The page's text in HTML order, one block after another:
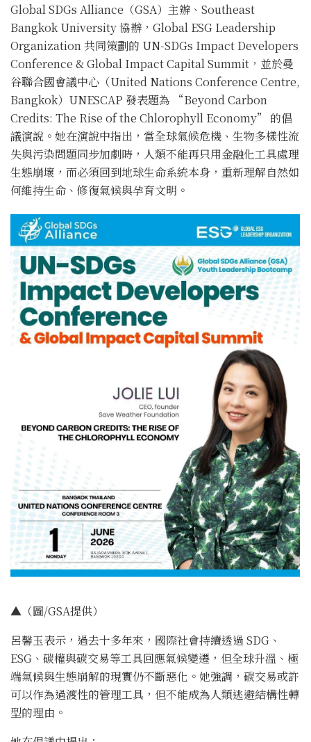
Global SDGs Alliance（GSA）主辦、Southeast
Bangkok University 協辦，Global ESG Leadership
Organization 共同策劃的 UN-SDGs Impact Developers
Conference & Global Impact Capital Summit，並於曼
谷聯合國會議中心（United Nations Conference Centre,
Bangkok）UNESCAP 發表題為 “Beyond Carbon
Credits: The Rise of the Chlorophyll Economy” 的倡
議演說。她在演說中指出，當全球氣候危機、生物多樣性流
失與污染問題同步加劇時，人類不能再只用金融化工具處理
生態崩壞，而必須回到地球生命系統本身，重新理解自然如
何維持生命、修復氣候與孕育文明。
▲（圖/GSA提供）
呂馨玉表示，過去十多年來，國際社會持續透過 SDG、
ESG、碳權與碳交易等工具回應氣候變遷，但全球升溫、極
端氣候與生態崩解的現實仍不斷惡化。她強調，碳交易或許
可以作為過渡性的管理工具，但不能成為人類逃避結構性轉
型的理由。